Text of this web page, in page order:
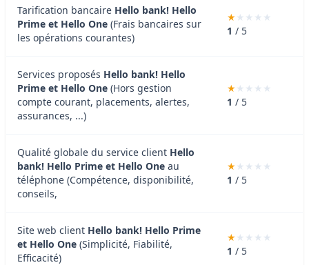
Tarification bancaire Hello bank! Hello
Prime et Hello One (Frais bancaires sur
les opérations courantes)
1 / 5
Services proposés Hello bank! Hello
Prime et Hello One (Hors gestion
compte courant, placements, alertes,
assurances, ...)
1 / 5
Qualité globale du service client Hello
bank! Hello Prime et Hello One au
téléphone (Compétence, disponibilité,
conseils,
1 / 5
Site web client Hello bank! Hello Prime
et Hello One (Simplicité, Fiabilité,
Efficacité)
1 / 5